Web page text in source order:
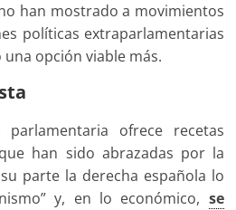
han mostrado a movimientos
políticas extraparlamentarias
opción viable más.
ofrece recetas
han sido abrazadas por la
parte la derecha española lo
y, en lo económico, se